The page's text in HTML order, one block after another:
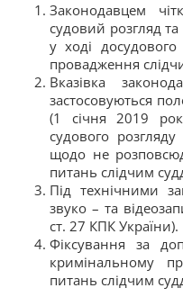
Законодавцем
судовий розгляд
у ході досудового
провадження
Вказівка
застосовуються
(1 січня 2019
судового розгляду
щодо не
питань слідчим
Під технічними
звуко – та
ст. 27 КПК України).
Фіксування за
кримінальному
питань слідчим